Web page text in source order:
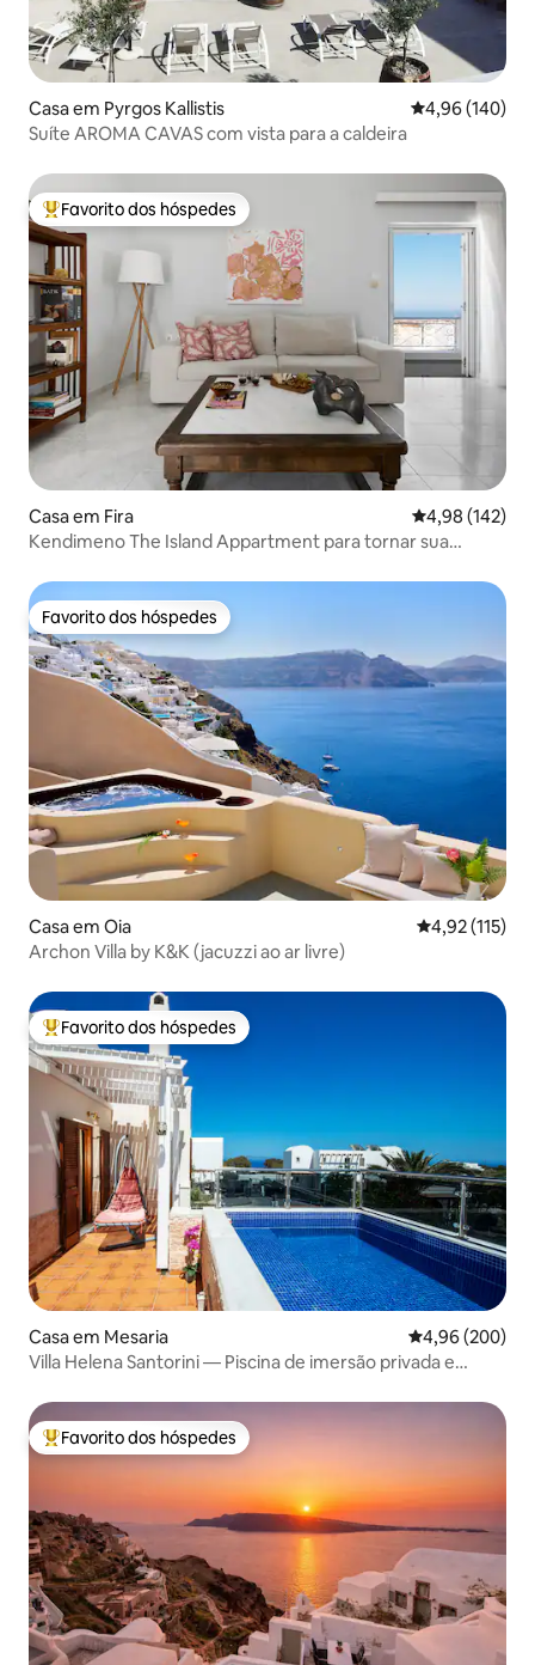
Casa em Pyrgos Kallistis Classificação
4,96 (140)
Suíte AROMA CAVAS com vista para a caldeira
Favoritos dos hóspedes mais apreciados
Favorito dos hóspedes
Casa em Fira Classificação
4,98 (142)
Kendimeno The Island Appartment para tornar sua
Favorito dos hóspedes
Favorito dos hóspedes
Casa em Oia Classificação
4,92 (115)
Archon Villa by K&K (jacuzzi ao ar livre)
Favoritos dos hóspedes mais apreciados
Favorito dos hóspedes
Casa em Mesaria Classificação
4,96 (200)
Villa Helena Santorini — Piscina de imersão privada e
Favoritos dos hóspedes mais apreciados
Favorito dos hóspedes